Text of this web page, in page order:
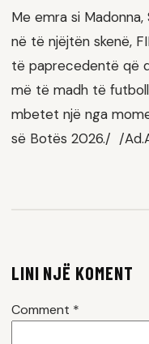
Me emra si
në të njëjtën skenë,
të paprecedentë që
më të madh të
mbetet një nga
së Botës 2026./ /
LINI NJË KOMENT
Comment *